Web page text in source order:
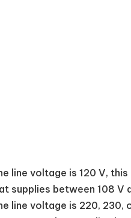
line voltage is 120 V,
supplies between 108 V
line voltage is 220,